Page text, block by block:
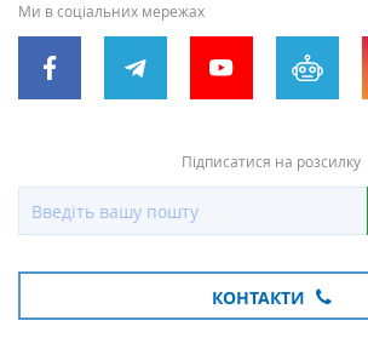
Ми в соціальних мережах
Підписатися на розсилку
КОНТАКТИ